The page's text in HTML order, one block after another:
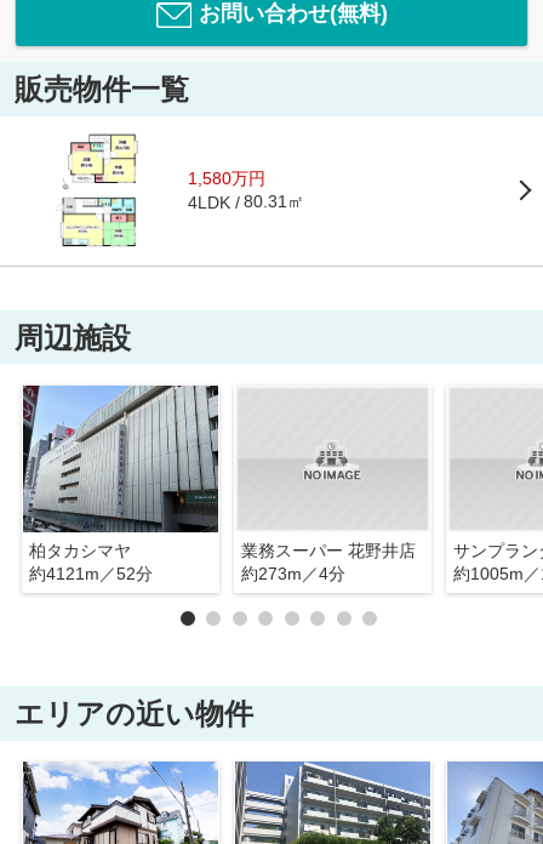
お問い合わせ(無料)
販売物件一覧
1,580万円
4LDK 80.31㎡
周辺施設
柏タカシマヤ
約4121m／52分
業務スーパー 花野井店
約273m／4分
サンプラン
約1005m
エリアの近い物件